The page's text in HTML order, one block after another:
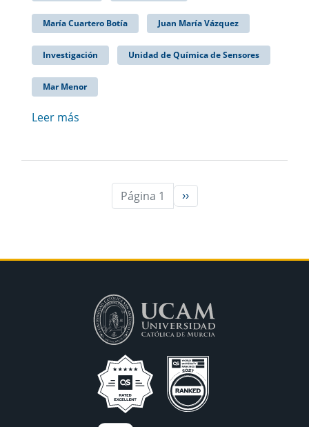
María Cuartero Botía Juan María Vázquez
Investigación Unidad de Química de Sensores
Mar Menor
Leer más
Página 1 Siguiente página
››